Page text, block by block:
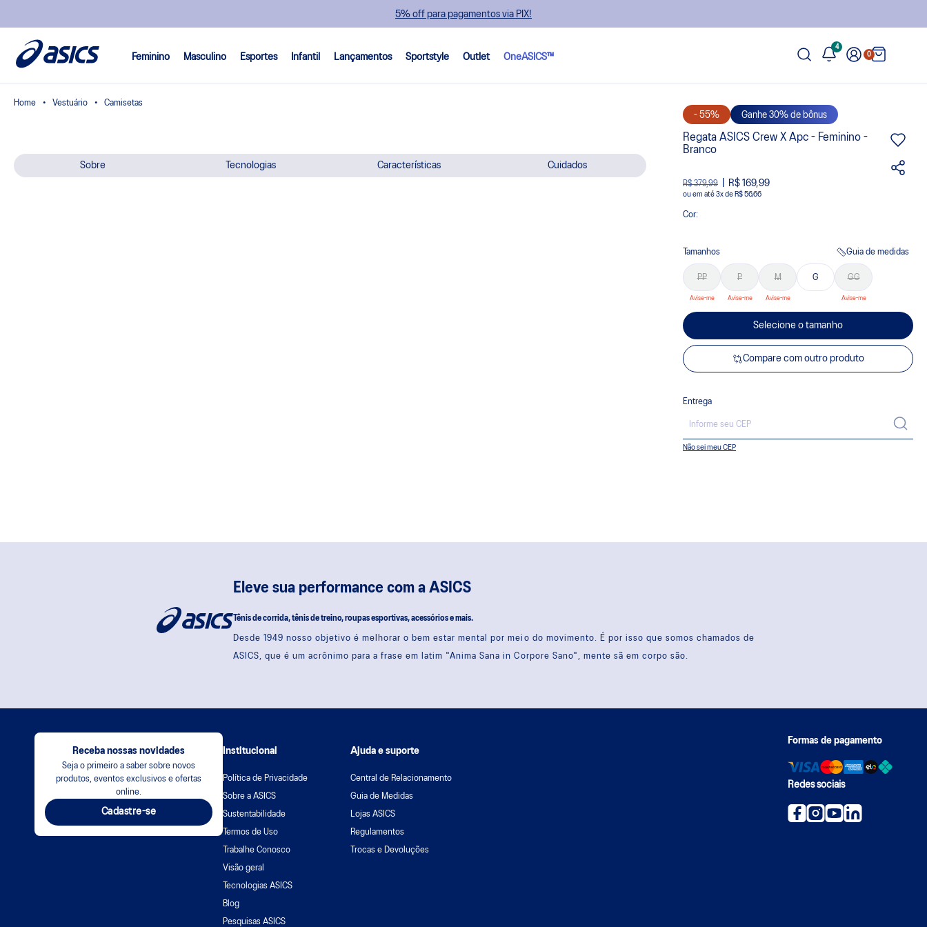
5% off para pagamentos via PIX!
Feminino Masculino Esportes Infantil Lançamentos Sportstyle Outlet OneASICS™
4
0
Vestuário Camisetas
Sobre Tecnologias Características Cuidados
- 55% Ganhe 30% de bônus
Regata ASICS Crew X Apc - Feminino -
Branco
R$ 379,99 R$ 169,99
ou 3x de R$ 56,66
Cor:
Tamanhos Guia de medidas
PP P M G GG
Selecione o tamanho
Compare com outro produto
Entrega
Não sei meu CEP
Eleve sua performance com a ASICS
Tênis de corrida, tênis de treino, roupas esportivas, acessórios e mais.
Desde 1949 nosso objetivo é melhorar o bem estar mental por meio do movimento. É por isso que somos chamados de
ASICS, que é um acrônimo para a frase em latim "Anima Sana in Corpore Sano", mente sã em corpo são.
Receba nossas novidades
Seja o primeiro a saber sobre novos
produtos, eventos exclusivos e ofertas
online.
Cadastre-se
Institucional
Política de Privacidade
Sobre a ASICS
Sustentabilidade
Termos de Uso
Trabalhe Conosco
Visão geral
Tecnologias ASICS
Blog
Pesquisas ASICS
Ajuda e suporte
Central de Relacionamento
Guia de Medidas
Lojas ASICS
Regulamentos
Trocas e Devoluções
Formas de pagamento
Redes sociais